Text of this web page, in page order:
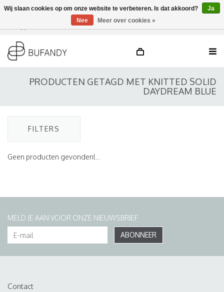
DE / EN
PRODUCTEN GETAGD MET KNITTED SOLID
DAYDREAM BLUE
FILTERS
Geen producten gevonden!...
MELD JE AAN VOOR ONZE NIEUWSBRIEF
ABONNEER
Contact
Wij slaan cookies op om onze website te verbeteren. Is dat akkoord?
Ja
Nee
Meer over cookies »